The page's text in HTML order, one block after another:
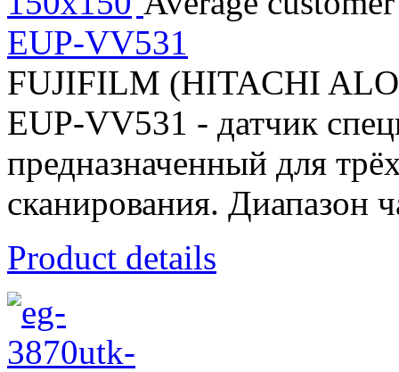
EUP-VV531
FUJIFILM (HITACHI
EUP-VV531 - датчик
предназначенный для
сканирования. Диапазон
Product details